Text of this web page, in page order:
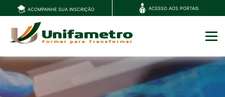
ACOMPANHE SUA INSCRIÇÃO ACESSO AOS PORTAIS